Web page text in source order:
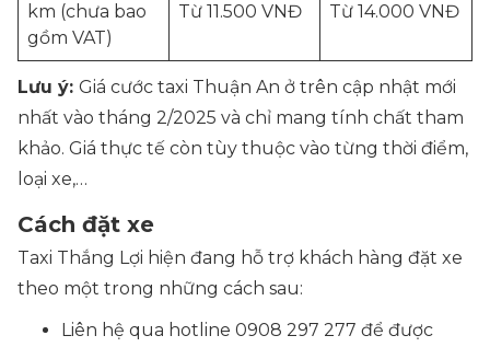
km (chưa bao
gồm VAT)
Từ 11.500 VNĐ Từ 14.000 VNĐ
Lưu ý: Giá cước taxi Thuận An ở trên cập nhật mới
nhất vào tháng 2/2025 và chỉ mang tính chất tham
khảo. Giá thực tế còn tùy thuộc vào từng thời điểm,
loại xe,…
Cách đặt xe
Taxi Thắng Lợi hiện đang hỗ trợ khách hàng đặt xe
theo một trong những cách sau:
Liên hệ qua hotline 0908 297 277 để được